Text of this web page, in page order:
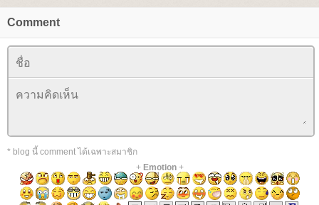
Comment
* blog นี้ comment ได้เฉพาะสมาชิก
+ Emotion+